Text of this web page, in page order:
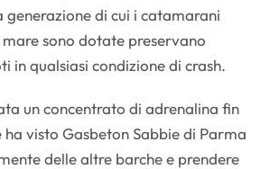
di cui i catamarani
sono dotate preservano
in qualsiasi condizione di crash.
un concentrato di adrenalina fin
visto Gasbeton Sabbie di Parma
delle altre barche e prendere